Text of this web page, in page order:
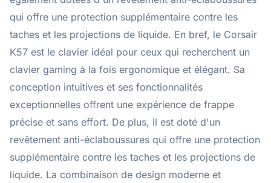
qui offre une protection supplémentaire contre les
taches et les projections de liquide. En bref, le Corsair
K57 est le clavier idéal pour ceux qui recherchent un
clavier gaming à la fois ergonomique et élégant. Sa
conception intuitives et ses fonctionnalités
exceptionnelles offrent une expérience de frappe
précise et sans effort. De plus, il est doté d'un
revêtement anti-éclaboussures qui offre une protection
supplémentaire contre les taches et les projections de
liquide. La combinaison de design moderne et